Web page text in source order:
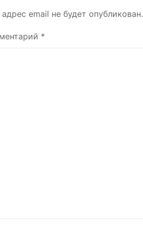
email не будет опубликован.
*